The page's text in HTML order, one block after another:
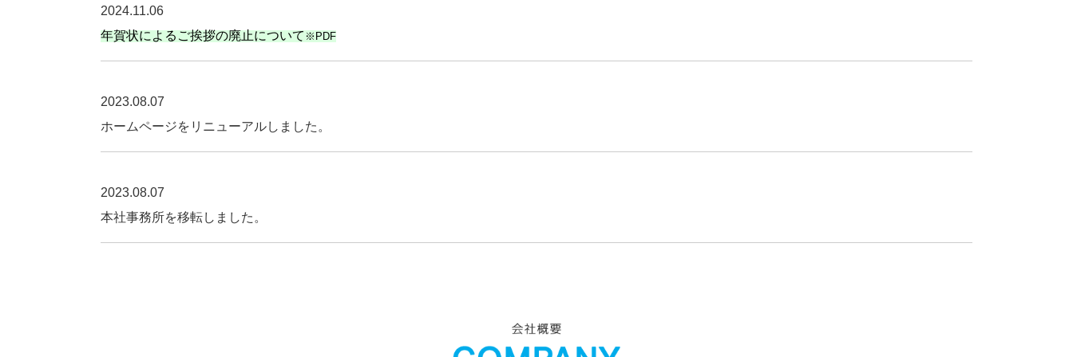
2024.11.06
年賀状によるご挨拶の廃止について ※PDF
2023.08.07
ホームページをリニューアルしました。
2023.08.07
本社事務所を移転しました。